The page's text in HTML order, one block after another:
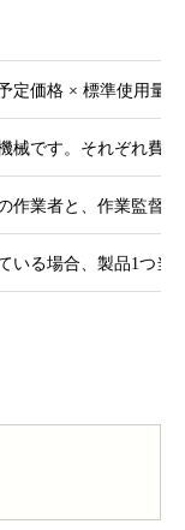
定価格 × 標準使用量
械です。それぞれ費
作業者と、作業監督
いる場合、製品1つ当